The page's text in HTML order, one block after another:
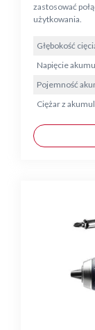
zastosować
użytkowania.
Głębokość
Napięcie
Pojemność
Ciężar z